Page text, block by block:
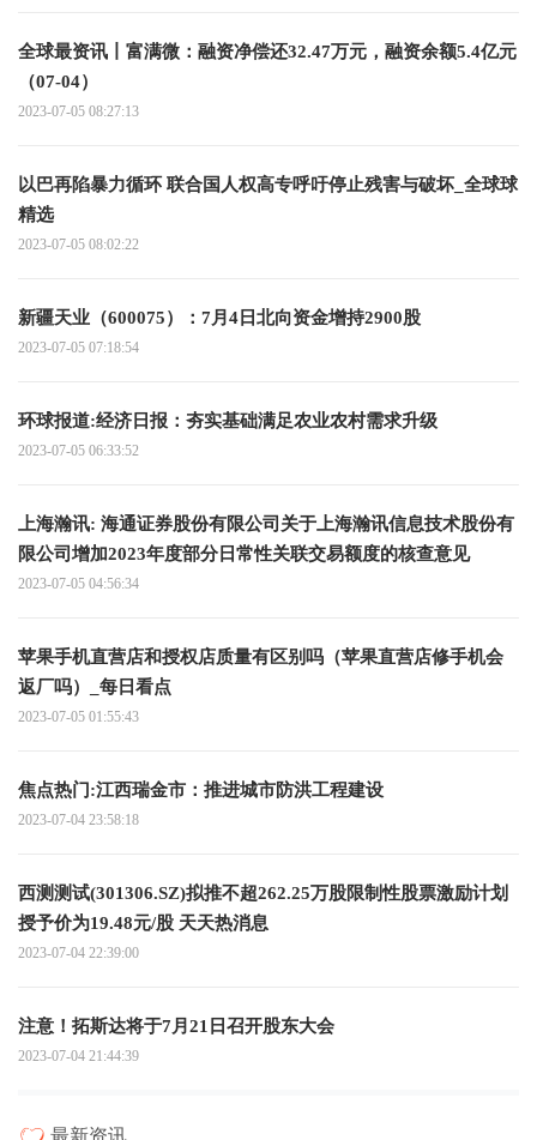
全球最资讯丨富满微：融资净偿还32.47万元，融资余额5.4亿元
（07-04）
2023-07-05 08:27:13
以巴再陷暴力循环 联合国人权高专呼吁停止残害与破坏_全球球
精选
2023-07-05 08:02:22
新疆天业（600075）：7月4日北向资金增持2900股
2023-07-05 07:18:54
环球报道:经济日报：夯实基础满足农业农村需求升级
2023-07-05 06:33:52
上海瀚讯: 海通证券股份有限公司关于上海瀚讯信息技术股份有
限公司增加2023年度部分日常性关联交易额度的核查意见
2023-07-05 04:56:34
苹果手机直营店和授权店质量有区别吗（苹果直营店修手机会
返厂吗）_每日看点
2023-07-05 01:55:43
焦点热门:江西瑞金市：推进城市防洪工程建设
2023-07-04 23:58:18
西测测试(301306.SZ)拟推不超262.25万股限制性股票激励计划
授予价为19.48元/股 天天热消息
2023-07-04 22:39:00
注意！拓斯达将于7月21日召开股东大会
2023-07-04 21:44:39
最新资讯